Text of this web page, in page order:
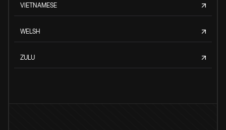
VIETNAMESE
WELSH
ZULU